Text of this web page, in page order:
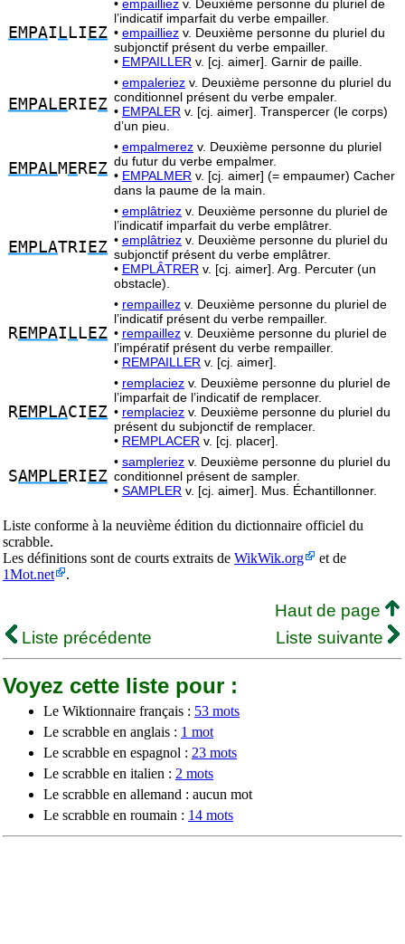
EMPAI L LI EZ
• empailliez v. Deuxième personne du pluriel de
l’indicatif imparfait du verbe empailler.
• empailliez v. Deuxième personne du pluriel du
subjonctif présent du verbe empailler.
• EMPAILLER v. [cj. aimer]. Garnir de paille.
EMPALE RIEZ
• empaleriez v. Deuxième personne du pluriel du
conditionnel présent du verbe empaler.
• EMPALER v. [cj. aimer]. Transpercer (le corps)
d’un pieu.
EMPALM E REZ
• empalmerez v. Deuxième personne du pluriel
du futur du verbe empalmer.
• EMPALMER v. [cj. aimer] (= empaumer) Cacher
dans la paume de la main.
EMPLATRI EZ
• emplâtriez v. Deuxième personne du pluriel de
l’indicatif imparfait du verbe emplâtrer.
• emplâtriez v. Deuxième personne du pluriel du
subjonctif présent du verbe emplâtrer.
• EMPLÂTRER v. [cj. aimer]. Arg. Percuter (un
obstacle).
REMPAI L L EZ
• rempaillez v. Deuxième personne du pluriel de
l’indicatif présent du verbe rempailler.
• rempaillez v. Deuxième personne du pluriel de
l’impératif présent du verbe rempailler.
• REMPAILLER v. [cj. aimer].
REMPLACI EZ
• remplaciez v. Deuxième personne du pluriel de
l’imparfait de l’indicatif de remplacer.
• remplaciez v. Deuxième personne du pluriel du
présent du subjonctif de remplacer.
• REMPLACER v. [cj. placer].
SAMPLE RI EZ
• sampleriez v. Deuxième personne du pluriel du
conditionnel présent de sampler.
• SAMPLER v. [cj. aimer]. Mus. Échantillonner.
Liste conforme à la neuvième édition du dictionnaire officiel du
scrabble.
Les définitions sont de courts extraits de WikWik.org
et de
1Mot.net
.
Haut de page
Liste précédente
Liste suivante
Voyez cette liste pour :
Le Wiktionnaire français : 53 mots
Le scrabble en anglais : 1 mot
Le scrabble en espagnol : 23 mots
Le scrabble en italien : 2 mots
Le scrabble en allemand : aucun mot
Le scrabble en roumain : 14 mots